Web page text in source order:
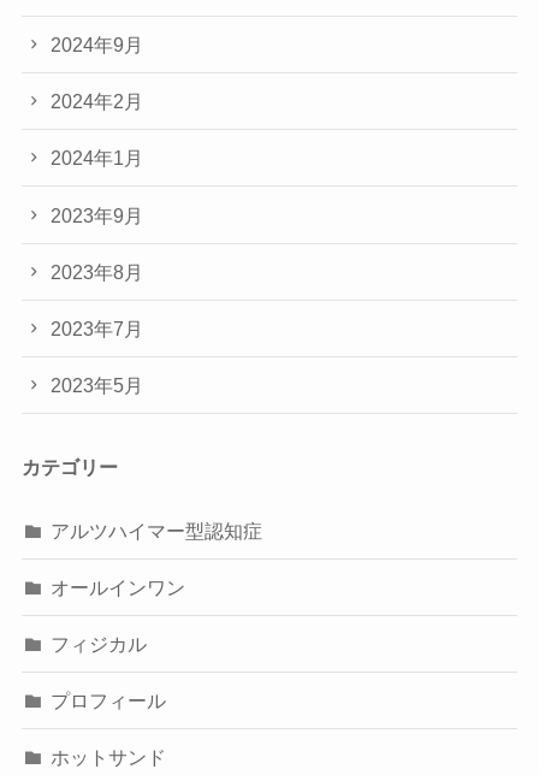
2024年9月
2024年2月
2024年1月
2023年9月
2023年8月
2023年7月
2023年5月
カテゴリー
アルツハイマー型認知症
オールインワン
フィジカル
プロフィール
ホットサンド